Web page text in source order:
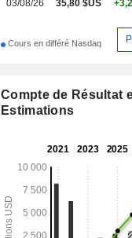
03/08/26 35,80 $US
Cours en différé Nasdaq
Compte de Résultat
Estimations